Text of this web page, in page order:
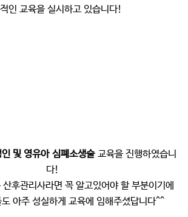
인 교육을 실시하고 있습니다!
인 및 영유아 심폐소생술교육을 진행하였습니
다!
후관리사라면 꼭 알고있어야 할 부분이기에
아주 성실하게 교육에 임해주셨답니다^^